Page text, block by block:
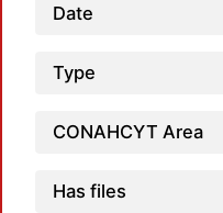
Date
Type
CONAHCYT Area
Has files